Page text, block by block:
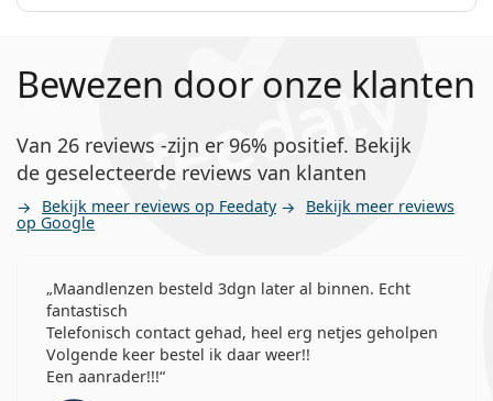
Bewezen door onze klanten
Van 26 reviews -zijn er 96% positief. Bekijk
de geselecteerde reviews van klanten
Bekijk meer reviews op Feedaty Bekijk meer reviews
op Google
Maandlenzen besteld 3dgn later al binnen. Echt
fantastisch
Telefonisch contact gehad, heel erg netjes geholpen
Volgende keer bestel ik daar weer!!
Een aanrader!!!